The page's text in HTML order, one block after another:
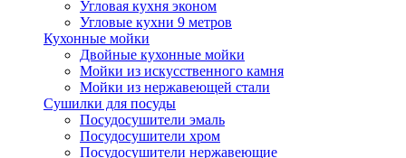
Угловая кухня эконом
Угловые кухни 9 метров
Кухонные мойки
Двойные кухонные мойки
Мойки из искусственного камня
Мойки из нержавеющей стали
Сушилки для посуды
Посудосушители эмаль
Посудосушители хром
Посудосушители нержавеющие